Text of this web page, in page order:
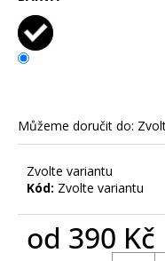
Můžeme doručit do:
Zvolte variantu
Kód: Zvolte variantu
od 390 Kč
u
č
u
m
e
SCHOVANÁ
-
PÁNSKÉ
TRIKO